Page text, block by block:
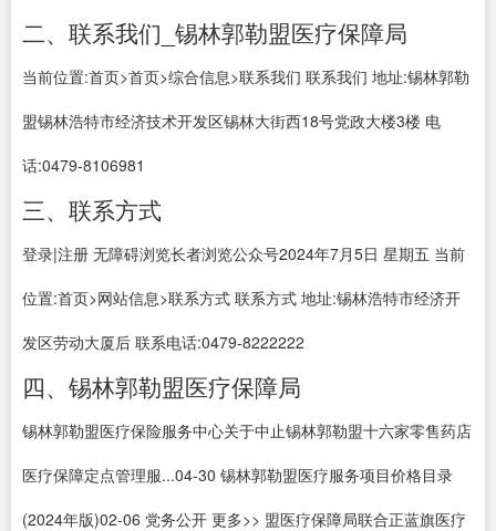
二、联系我们_锡林郭勒盟医疗保障局
当前位置:首页>首页>综合信息>联系我们 联系我们 地址:锡林郭勒
盟锡林浩特市经济技术开发区锡林大街西18号党政大楼3楼 电
话:0479-8106981
三、联系方式
登录|注册 无障碍浏览长者浏览公众号2024年7月5日 星期五 当前
位置:首页>网站信息>联系方式 联系方式 地址:锡林浩特市经济开
发区劳动大厦后 联系电话:0479-8222222
四、锡林郭勒盟医疗保障局
锡林郭勒盟医疗保险服务中心关于中止锡林郭勒盟十六家零售药店
医疗保障定点管理服...04-30 锡林郭勒盟医疗服务项目价格目录
(2024年版)02-06 党务公开 更多>> 盟医疗保障局联合正蓝旗医疗